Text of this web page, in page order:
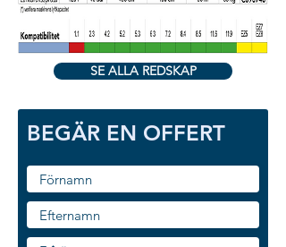
SE ALLA REDSKAP
BEGÄR EN OFFERT